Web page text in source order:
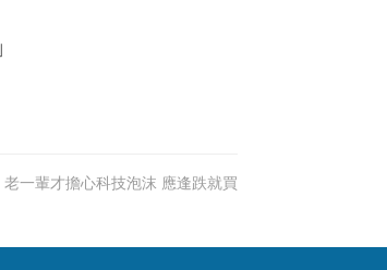
一輩才擔心科技泡沫 應逢跌就買